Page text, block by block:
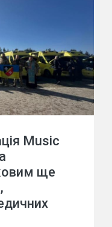
Music
ще